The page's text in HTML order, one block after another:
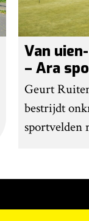
Van
– Ara
golfbaan
Geurt
bestrijdt
sportvelden